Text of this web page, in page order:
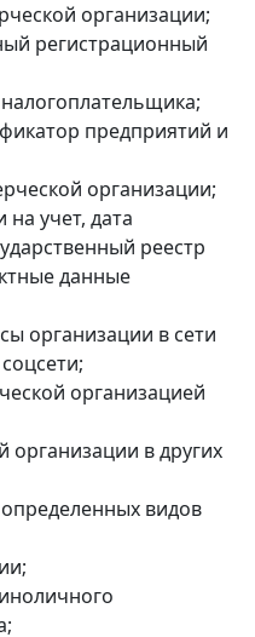
организации;
регистрационный
предприятий и
организации;
учет, дата
реестр
данные
организации в сети
организацией
организации в других
видов